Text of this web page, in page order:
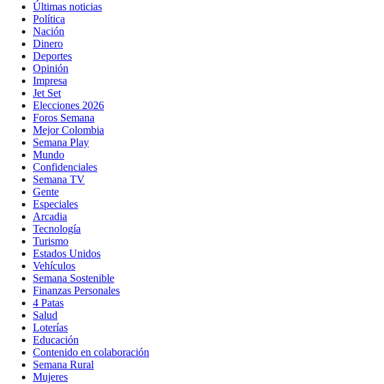
Últimas noticias
Política
Nación
Dinero
Deportes
Opinión
Impresa
Jet Set
Elecciones 2026
Foros Semana
Mejor Colombia
Semana Play
Mundo
Confidenciales
Semana TV
Gente
Especiales
Arcadia
Tecnología
Turismo
Estados Unidos
Vehículos
Semana Sostenible
Finanzas Personales
4 Patas
Salud
Loterías
Educación
Contenido en colaboración
Semana Rural
Mujeres